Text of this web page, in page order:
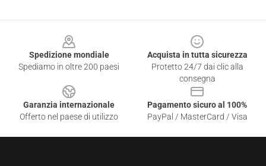
Spedizione mondiale
Spediamo in oltre 200 paesi
Acquista in tutta sicurezza
Protetto 24/7 dai clic alla
consegna
Garanzia internazionale
Offerto nel paese di utilizzo
Pagamento sicuro al 100%
PayPal / MasterCard / Visa